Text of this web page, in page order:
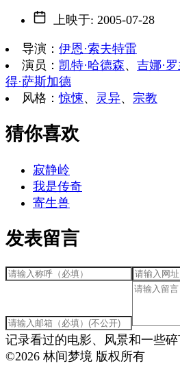
上映于: 2005-07-28
导演 ： 伊恩·索夫特雷
演员 ： 凯特·哈德森、 吉娜·
得·萨斯加德
风格 ：惊悚、 灵异、 宗教
猜你喜欢
寂静岭
我是传奇
寄生兽
发表留言
记录看过的电影、风景和一些
©2026 林间梦境 版权所有